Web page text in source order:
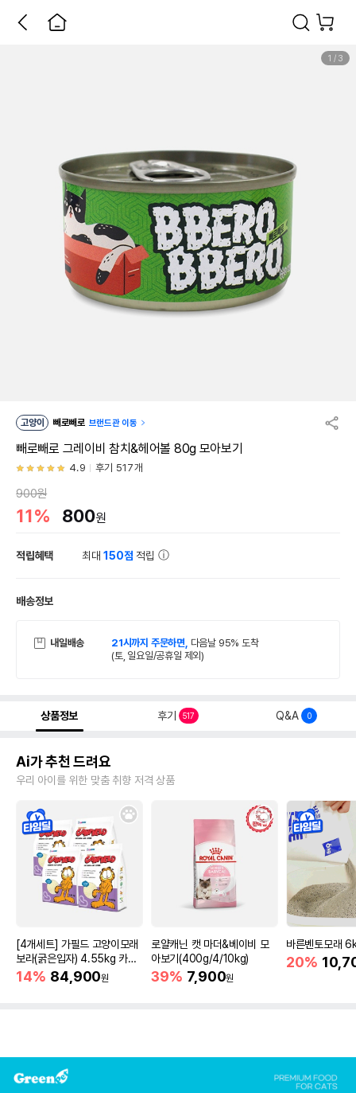
1 / 3
고양이 빼로빼로 브랜드관 이동
빼로빼로 그레이비 참치&헤어볼 80g 모아보기
4.9 후기 517개
900원
11% 800원
적립혜택 최대150점 적립
배송정보
내일배송 21시까지 주문하면, 다음날 95% 도착
(토, 일요일/공휴일 제외)
상품정보 후기 517 Q&A 0
Ai가 추천 드려요
우리 아이를 위한 맞춤 취향 저격 상품
[4개세트] 가필드 고양이모래
보라(굵은입자) 4.55kg 카사
바모래
14% 84,900원
로얄캐닌 캣 마더&베이비 모
아보기(400g/4/10kg)
39% 7,900원
바른벤토모래
20%